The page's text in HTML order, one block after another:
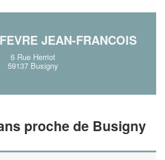
JEAN-FRANCOIS
6 Rue Herriot
59137 Busigny
proche de Busigny